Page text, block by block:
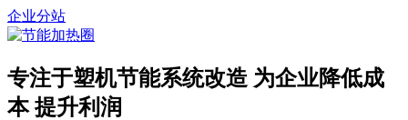
企业分站
专注于塑机节能系统改造 为企业降低成
本 提升利润